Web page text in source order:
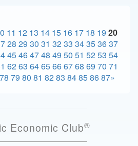
11 12 13 14 15 16 17 18 19 20
28 29 30 31 3233 34353637
45464748 49 50 51 5253 54
6263 6465666768 69 70 71
78 79 80 81 82 83 84858687»
Economic Club®